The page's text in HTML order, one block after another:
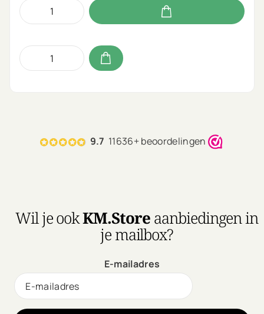
9.7 11636+ beoordelingen
Wil je ookKM.Storeaanbiedingen in
je mailbox?
E-mailadres